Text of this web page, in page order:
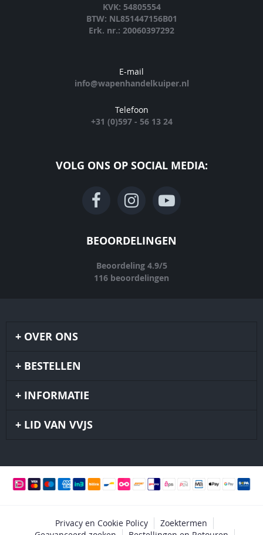
KVK: 54805554
BTW: NL851447156B01
Erk. nr.: 20060397292
E-mail
info@wapenhandelkuiper.nl
Telefoon
+31 (0)597 - 56 13 24
VOLG ONS OP SOCIAL MEDIA:
BEOORDELINGEN
Beoordeling 4.9/5
116 beoordelingen
OVER ONS
BESTELLEN
INFORMATIE
LID VAN VVJS
Privacy en Cookie Policy
Zoektermen